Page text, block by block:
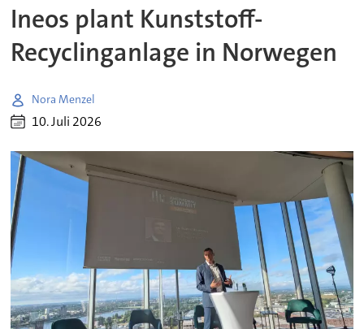
Ineos plant Kunststoff-
Recyclinganlage in Norwegen
Nora Menzel
10. Juli 2026